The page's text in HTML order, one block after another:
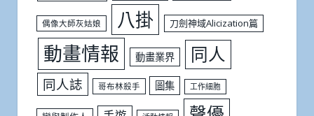
偶像大師灰姑娘 八掛 刀劍神域Alicization篇
動畫情報 動畫業界 同人
同人誌 哥布林殺手 圖集 工作細胞